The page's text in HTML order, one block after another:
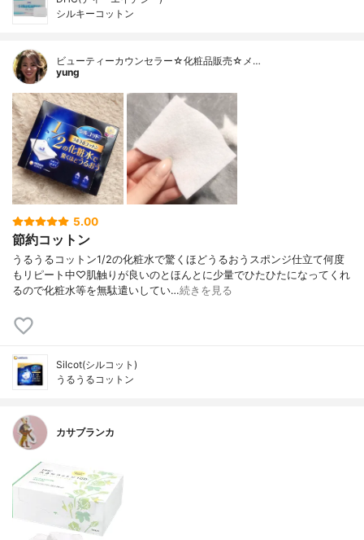
シルキーコットン
ビューティーカウンセラー☆化粧品販売☆メ…
yung
5.00
節約コットン
うるうるコットン1/2の化粧水で驚くほどうるおうスポンジ仕立て何度
もリピート中♡肌触りが良いのとほんとに少量でひたひたになってくれ
るので化粧水等を無駄遣いしてい…続きを見る
Silcot(シルコット)
うるうるコットン
カサブランカ